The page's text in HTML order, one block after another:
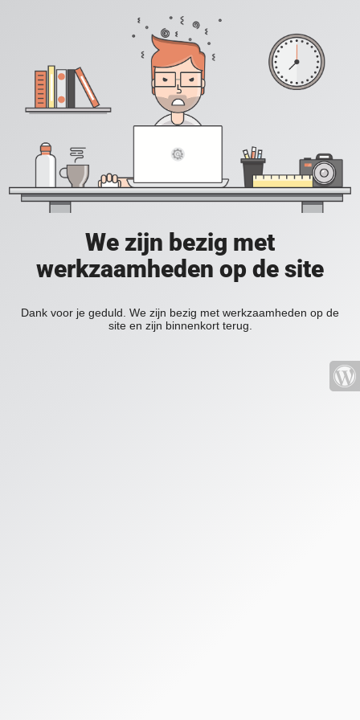
We zijn bezig met
werkzaamheden op de site
Dank voor je geduld. We zijn bezig met werkzaamheden op de
site en zijn binnenkort terug.